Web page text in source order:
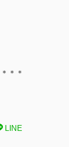
＊＊
LINE